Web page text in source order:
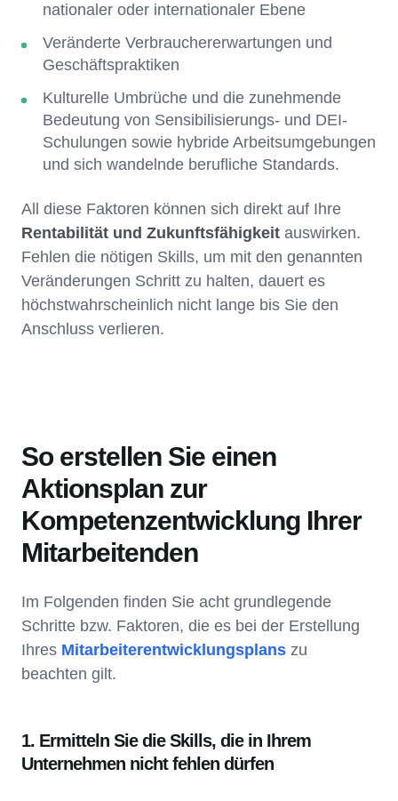
nationaler oder internationaler Ebene
Veränderte Verbrauchererwartungen und
Geschäftspraktiken
Kulturelle Umbrüche und die zunehmende
Bedeutung von Sensibilisierungs- und DEI-
Schulungen sowie hybride Arbeitsumgebungen
und sich wandelnde berufliche Standards.
All diese Faktoren können sich direkt auf Ihre
Rentabilität und Zukunftsfähigkeit auswirken.
Fehlen die nötigen Skills, um mit den genannten
Veränderungen Schritt zu halten, dauert es
höchstwahrscheinlich nicht lange bis Sie den
Anschluss verlieren.
So erstellen Sie einen
Aktionsplan zur
Kompetenzentwicklung Ihrer
Mitarbeitenden
Im Folgenden finden Sie acht grundlegende
Schritte bzw. Faktoren, die es bei der Erstellung
Ihres Mitarbeiterentwicklungsplans zu
beachten gilt.
1. Ermitteln Sie die Skills, die in Ihrem
Unternehmen nicht fehlen dürfen